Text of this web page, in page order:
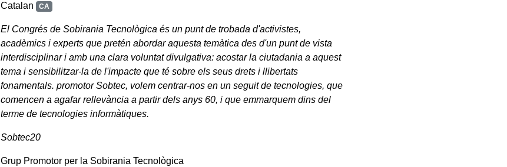
Catalan CA
El Congrés de Sobirania Tecnològica és un punt de trobada d'activistes,
acadèmics i experts que pretén abordar aquesta temàtica des d'un punt de vista
interdisciplinar i amb una clara voluntat divulgativa: acostar la ciutadania a aquest
tema i sensibilitzar-la de l'impacte que té sobre els seus drets i llibertats
fonamentals. promotor Sobtec, volem centrar-nos en un seguit de tecnologies, que
comencen a agafar rellevància a partir dels anys 60, i que emmarquem dins del
terme de tecnologies informàtiques.
Sobtec20
Grup Promotor per la Sobirania Tecnològica